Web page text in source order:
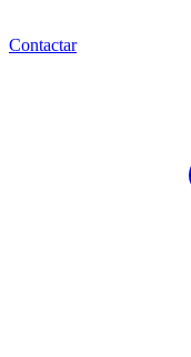
Contactar